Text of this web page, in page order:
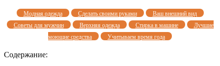
Модная одежда Сделать своими руками
Ваш внешний вид
Советы для мужчин
Верхняя одежда Стирка в машине
Лучшие
моющие средства
Учитываем время года
Содержание: